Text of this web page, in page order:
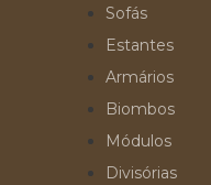
Sofás
Estantes
Armários
Biombos
Módulos
Divisórias